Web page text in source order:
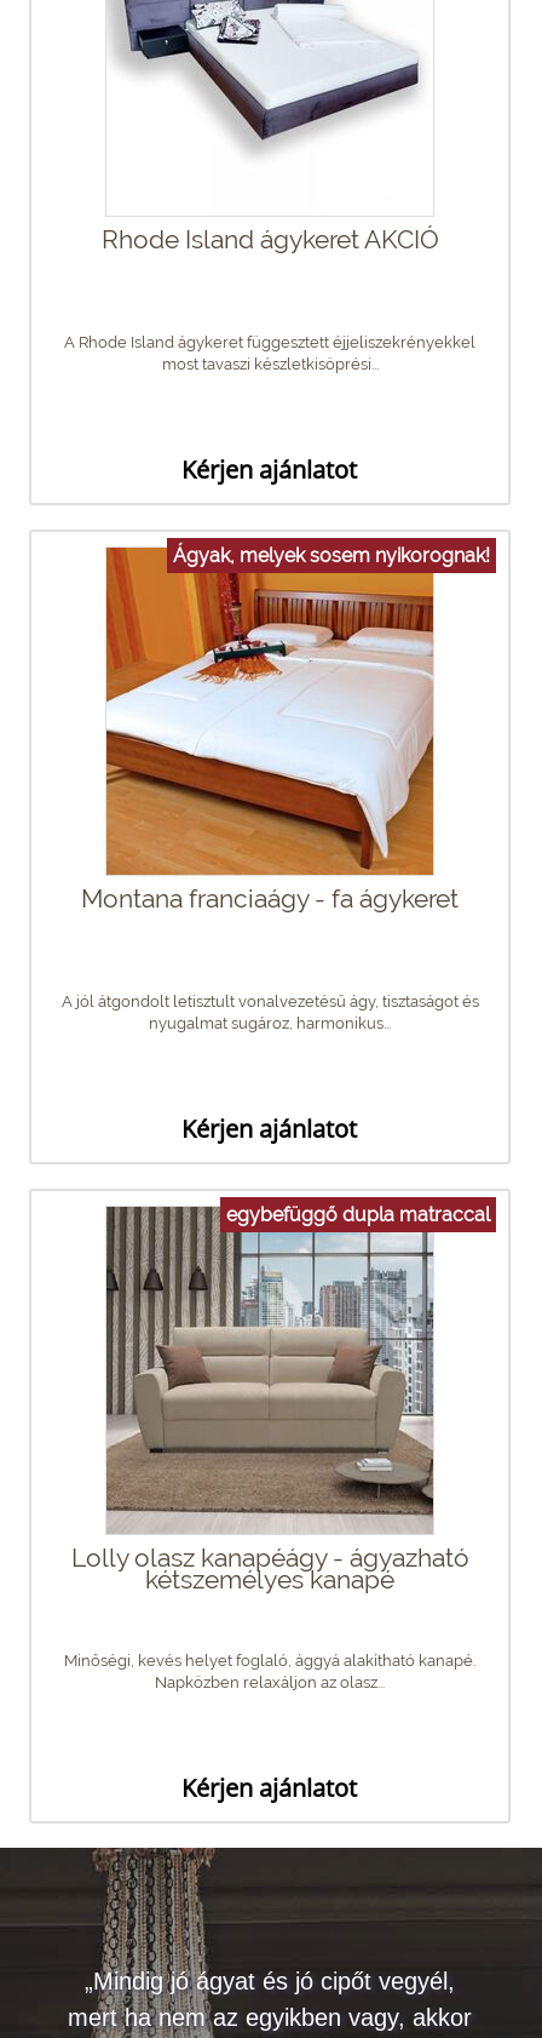
Rhode Island ágykeret AKCIÓ
A Rhode Island ágykeret függesztett éjjeliszekrényekkel
most tavaszi készletkisöprési...
Kérjen ajánlatot
Ágyak, melyek sosem nyikorognak!
Montana franciaágy - fa ágykeret
A jól átgondolt letisztult vonalvezetésű ágy, tisztaságot és
nyugalmat sugároz, harmonikus...
Kérjen ajánlatot
egybefüggő dupla matraccal
Lolly olasz kanapéágy - ágyazható
kétszemélyes kanapé
Minőségi, kevés helyet foglaló, ággyá alakítható kanapé.
Napközben relaxáljon az olasz...
Kérjen ajánlatot
„Mindig jó ágyat és jó cipőt vegyél,
mert ha nem az egyikben vagy, akkor